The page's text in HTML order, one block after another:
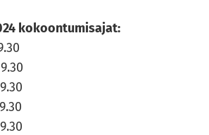
ko­koon­tu­mi­sa­jat:
19.30
19.30
19.30